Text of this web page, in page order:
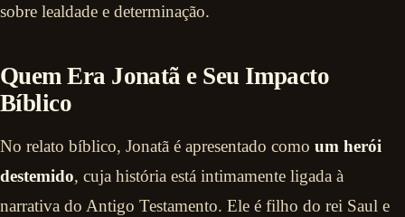
sobre lealdade e determinação.
Quem Era Jonatã e Seu Impacto
Bíblico
No relato bíblico, Jonatã é apresentado como um herói
destemido, cuja história está intimamente ligada à
narrativa do Antigo Testamento. Ele é filho do rei Saul e